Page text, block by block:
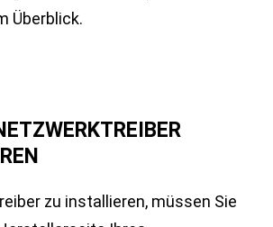
Überblick.
zu installieren, müssen Sie